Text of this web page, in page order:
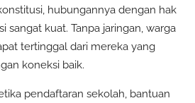
hubungannya dengan hak
sangat kuat. Tanpa jaringan, warga
tertinggal dari mereka yang
koneksi baik.
pendaftaran sekolah, bantuan